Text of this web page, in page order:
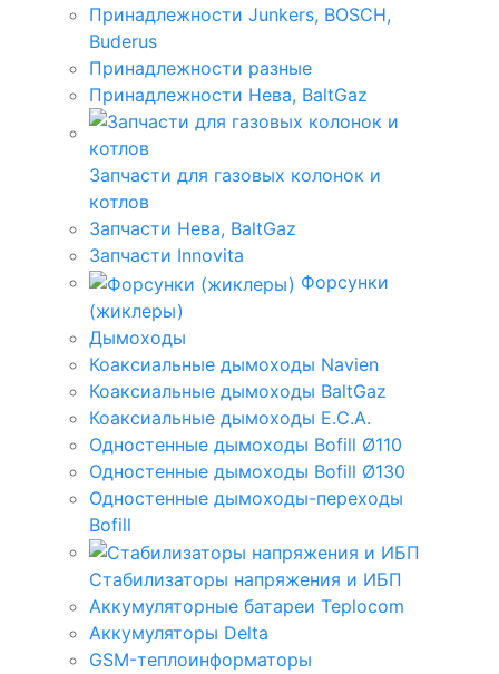
Принадлежности Junkers, BOSCH,
Buderus
Принадлежности разные
Принадлежности Нева, BaltGaz
Запчасти для газовых колонок и
котлов
Запчасти Нева, BaltGaz
Запчасти Innovita
Форсунки
(жиклеры)
Дымоходы
Коаксиальные дымоходы Navien
Коаксиальные дымоходы BaltGaz
Коаксиальные дымоходы E.C.A.
Одностенные дымоходы Bofill Ø110
Одностенные дымоходы Bofill Ø130
Одностенные дымоходы-переходы
Bofill
Стабилизаторы напряжения и ИБП
Аккумуляторные батареи Teplocom
Аккумуляторы Delta
GSM-теплоинформаторы